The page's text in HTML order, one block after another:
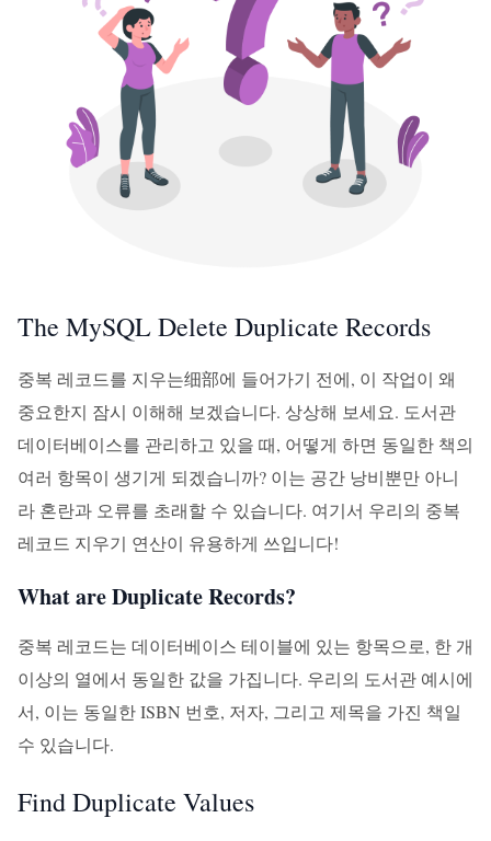
The MySQL Delete Duplicate Records
중복 레코드를 지우는细部에 들어가기 전에, 이 작업이 왜
중요한지 잠시 이해해 보겠습니다. 상상해 보세요. 도서관
데이터베이스를 관리하고 있을 때, 어떻게 하면 동일한 책의
여러 항목이 생기게 되겠습니까? 이는 공간 낭비뿐만 아니
라 혼란과 오류를 초래할 수 있습니다. 여기서 우리의 중복
레코드 지우기 연산이 유용하게 쓰입니다!
What are Duplicate Records?
중복 레코드는 데이터베이스 테이블에 있는 항목으로, 한 개
이상의 열에서 동일한 값을 가집니다. 우리의 도서관 예시에
서, 이는 동일한 ISBN 번호, 저자, 그리고 제목을 가진 책일
수 있습니다.
Find Duplicate Values